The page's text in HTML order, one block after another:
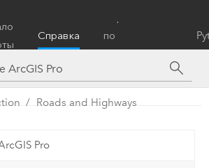
Справка
по
инструментам
Roads and Highways
Pro